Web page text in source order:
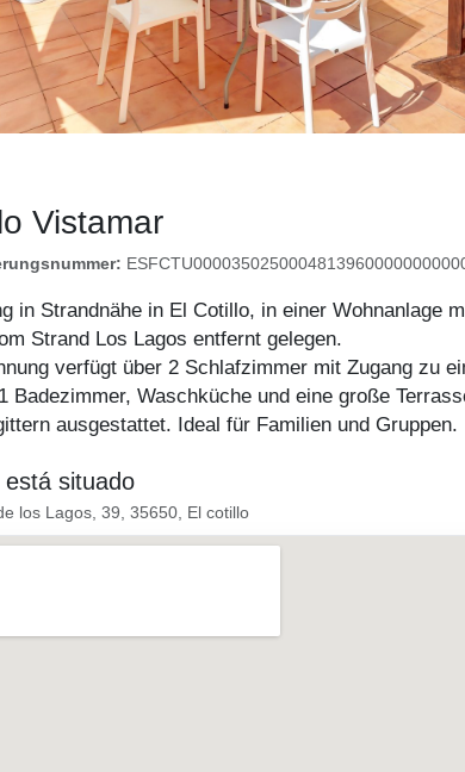
Vistamar
in Strandnähe in El Cotillo, in einer Wohnanlage
Strand Los Lagos entfernt gelegen.
verfügt über 2 Schlafzimmer mit Zugang zu
Badezimmer, Waschküche und eine große
ausgestattet. Ideal für Familien und Gruppen.
está situado
los Lagos, 39, 35650, El cotillo